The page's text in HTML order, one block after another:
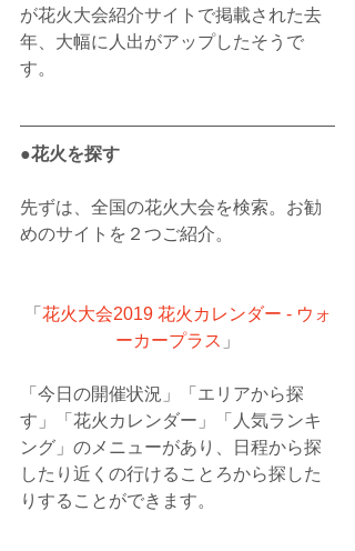
が花火大会紹介サイトで掲載された去
年、大幅に人出がアップしたそうで
す。
●花火を探す
先ずは、全国の花火大会を検索。お勧
めのサイトを２つご紹介。
「 花火大会2019 花火カレンダー - ウォ
ーカープラス 」
「今日の開催状況」「エリアから探
す」「花火カレンダー」「人気ランキ
ング」のメニューがあり、日程から探
したり近くの行けることろから探した
りすることができます。